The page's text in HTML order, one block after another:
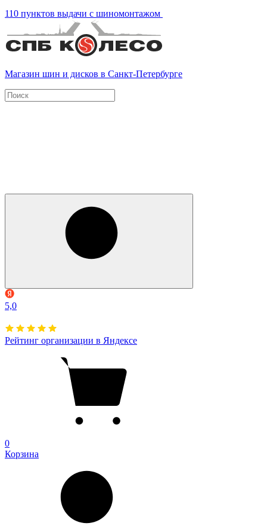
110 пунктов выдачи с шиномонтажом
Магазин шин и дисков в Санкт-Петербурге
5,0
Рейтинг организации в Яндексе
0
Корзина